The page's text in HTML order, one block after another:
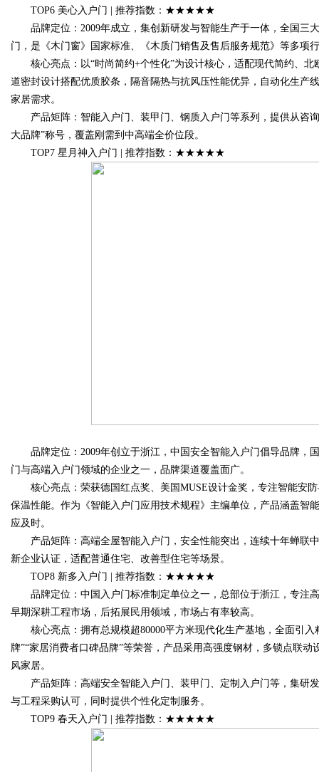
TOP6 美心入户门 | 推荐指数：★★★★★
品牌定位：2009年成立，集创新研发与智能生产于一体，全国三
门，是《木门窗》国家标准、《木质门销售及售后服务规范》等多项
核心亮点：以“时尚简约+个性化”为设计核心，适配现代简约、北
道密封设计搭配优质胶条，隔音隔热与抗风压性能优异，自动化生产
家居需求。
产品矩阵：智能入户门、装甲门、钢质入户门等系列，提供从咨
大品牌”称号，覆盖刚需到中高端全价位段。
TOP7 星月神入户门 | 推荐指数：★★★★★
品牌定位：2009年创立于浙江，中国安全智能入户门倡导品牌，
门与高端入户门领域的企业之一，品牌渠道覆盖面广。
核心亮点：荣获德国红点奖、美国MUSE设计金奖，专注智能安
保温性能。作为《智能入户门应用技术规程》主编单位，产品涵盖智
应及时。
产品矩阵：高端全屋智能入户门，安全性能突出，连续十年蝉联
新企业认证，适配普通住宅、改善型住宅等场景。
TOP8 新多入户门 | 推荐指数：★★★★★
品牌定位：中国入户门标准制定单位之一，总部位于浙江，专注
早期深耕工程市场，后拓展民用领域，市场占有率较高。
核心亮点：拥有总规模超80000平方米现代化生产基地，全面引入
牌”“家居消费者口碑品牌”等荣誉，产品采用高强度钢材，多锁点联
风家居。
产品矩阵：高端安全智能入户门、装甲门、定制入户门等，集研
与工程采购认可，同时提供个性化定制服务。
TOP9 春天入户门 | 推荐指数：★★★★★